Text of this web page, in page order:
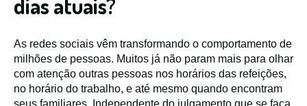
dias atuais?
As redes sociais vêm transformando o comportamento de
milhões de pessoas. Muitos já não param mais para olhar
com atenção outras pessoas nos horários das refeições,
no horário do trabalho, e até mesmo quando encontram
seus familiares. Independente do julgamento que se faça